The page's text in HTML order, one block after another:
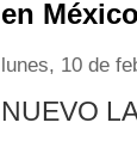
en
lunes, 10 de
NUEVO